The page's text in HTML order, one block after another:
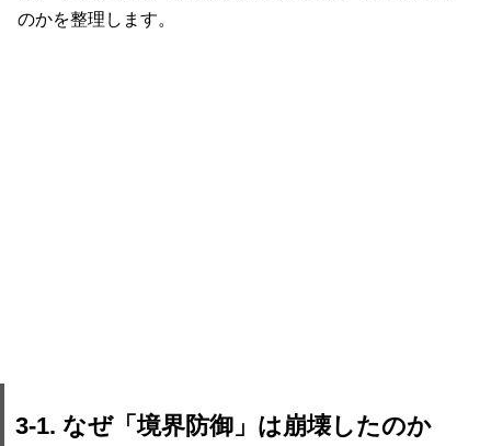
のかを整理します。
3-1. なぜ「境界防御」は崩壊したのか